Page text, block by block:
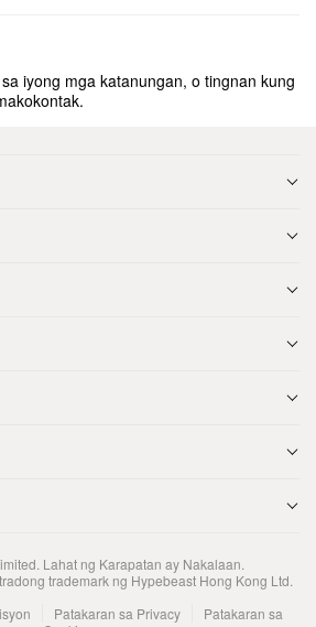
sa iyong mga katanungan, o tingnan kung
. Lahat ng Karapatan ay Nakalaan.
trademark ng Hypebeast Hong Kong Ltd.
Patakaran sa Privacy
Patakaran sa